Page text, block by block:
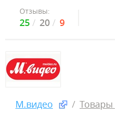
Отзывы:
25 20 9
М.видео Товары